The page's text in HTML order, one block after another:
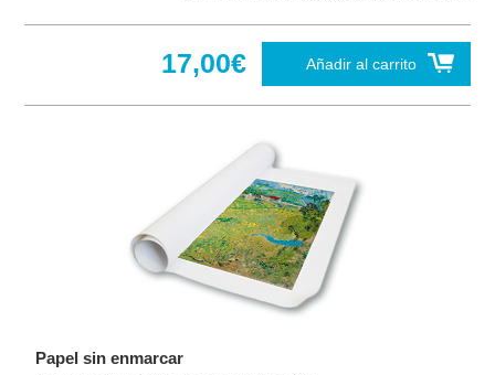
Añadir al carrito
17,00€
Papel sin enmarcar